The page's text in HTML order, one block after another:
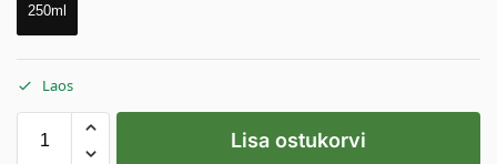
250ml
Laos
Lisa ostukorvi